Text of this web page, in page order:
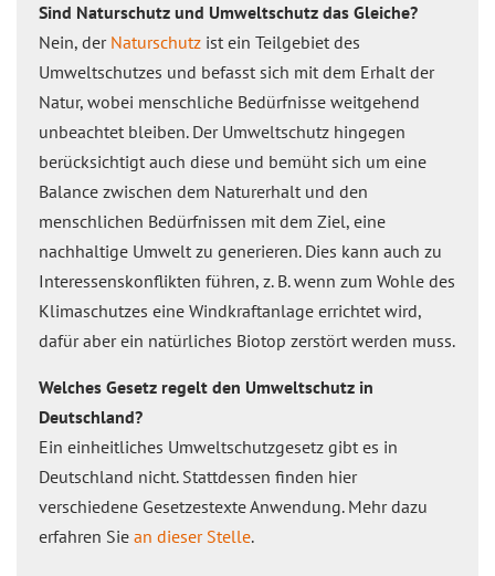
Sind Naturschutz und Umweltschutz das Gleiche?
Nein, der Naturschutz ist ein Teilgebiet des
Umweltschutzes und befasst sich mit dem Erhalt der
Natur, wobei menschliche Bedürfnisse weitgehend
unbeachtet bleiben. Der Umweltschutz hingegen
berücksichtigt auch diese und bemüht sich um eine
Balance zwischen dem Naturerhalt und den
menschlichen Bedürfnissen mit dem Ziel, eine
nachhaltige Umwelt zu generieren. Dies kann auch zu
Interessenskonflikten führen, z. B. wenn zum Wohle des
Klimaschutzes eine Windkraftanlage errichtet wird,
dafür aber ein natürliches Biotop zerstört werden muss.
Welches Gesetz regelt den Umweltschutz in
Deutschland?
Ein einheitliches Umweltschutzgesetz gibt es in
Deutschland nicht. Stattdessen finden hier
verschiedene Gesetzestexte Anwendung. Mehr dazu
erfahren Sie an dieser Stelle.